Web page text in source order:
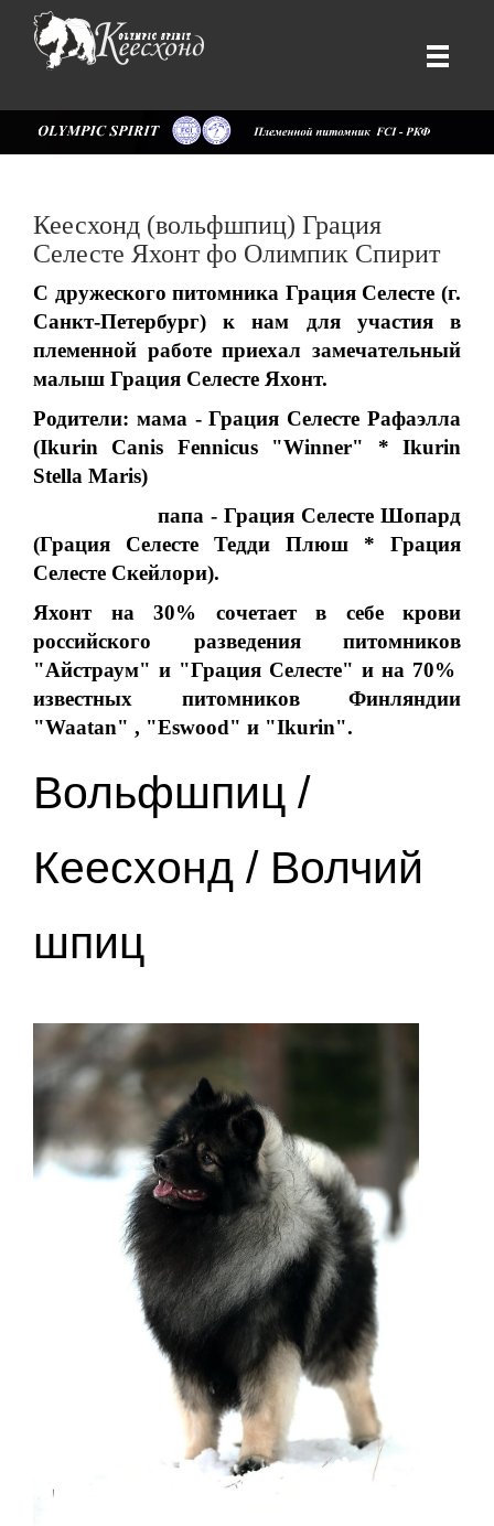
Кеесхонд (вольфшпиц) Грация
Селесте Яхонт фо Олимпик Спирит
С дружеского питомника Грация Селесте (г.
Санкт-Петербург) к нам для участия в
племенной работе приехал замечательный
малыш Грация Селесте Яхонт.
Родители: мама - Грация Селесте Рафаэлла
(Ikurin Canis Fennicus "Winner" * Ikurin
Stella Maris)
папа - Грация Селесте Шопард
(Грация Селесте Тедди Плюш * Грация
Селесте Скейлори).
Яхонт на 30% сочетает в себе крови
российского разведения питомников
"Айстраум" и "Грация Селесте" и на 70%
известных питомников Финляндии
"Waatan" , "Eswood" и "Ikurin".
Вольфшпиц /
Кеесхонд / Волчий
шпиц